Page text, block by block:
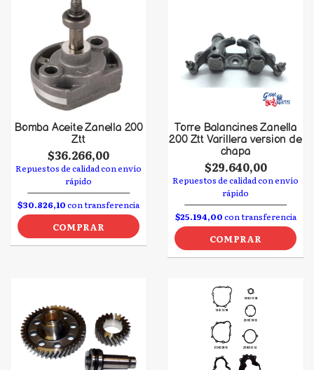
Bomba Aceite Zanella 200
Ztt
$36.266,00
Repuestos de calidad con envío
rápido
$30.826,10con transferencia
COMPRAR
Torre Balancines Zanella
200 Ztt Varillera version de
chapa
$29.640,00
Repuestos de calidad con envío
rápido
$25.194,00con transferencia
COMPRAR